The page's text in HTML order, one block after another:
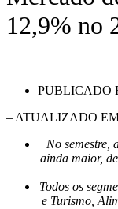
12,9% no
PUBLICADO
– ATUALIZADO EM
No semestre,
ainda maior,
Todos os
e Turismo,